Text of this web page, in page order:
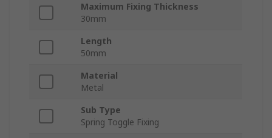
Maximum Fixing Thickness
30mm
Length
50mm
Material
Metal
Sub Type
Spring Toggle Fixing